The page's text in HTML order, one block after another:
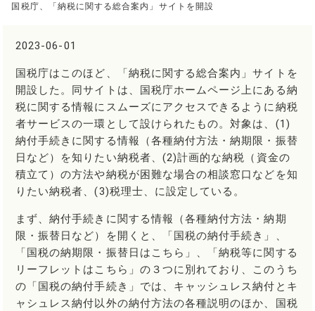
国税庁、「納税に関する総合案内」サイトを開設
2023-06-01
国税庁はこのほど、「納税に関する総合案内」サイトを
開設した。同サイトは、国税庁ホームページ上にある納
税に関する情報にスムーズにアクセスできるように納税
者サービスの一環として設けられたもの。対象は、(1)
納付手続きに関する情報（各種納付方法・納期限・振替
日など）を知りたい納税者、(2)計画的な納税（資金の
積立て）の方法や納税が困難な場合の相談窓口などを知
りたい納税者、(3)税理士、に設定している。
まず、納付手続きに関する情報（各種納付方法・納期
限・振替日など）を開くと、「国税の納付手続き」、
「国税の納期限・振替日はこちら」、「納税等に関する
リーフレットはこちら」の３つに別れており、このうち
の「国税の納付手続き」では、キャッシュレス納付とキ
ャシュレス納付以外の納付方法の各種説明のほか、国税